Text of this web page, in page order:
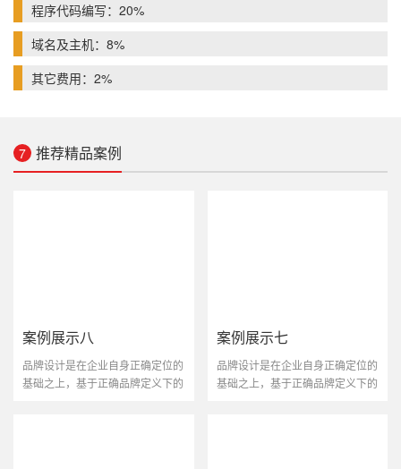
程序代码编写：20%
域名及主机：8%
其它费用：2%
7 推荐精品案例
案例展示八
品牌设计是在企业自身正确定位的
基础之上，基于正确品牌定义下的
案例展示七
品牌设计是在企业自身正确定位的
基础之上，基于正确品牌定义下的